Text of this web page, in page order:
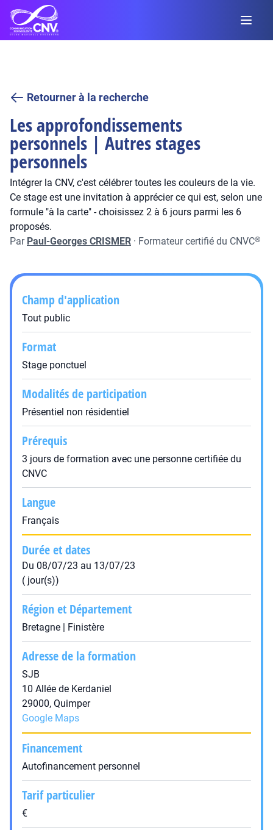
Retourner à la recherche
Les approfondissements
personnels | Autres stages
personnels
Intégrer la CNV, c'est célébrer toutes les couleurs de la vie.
Ce stage est une invitation à apprécier ce qui est, selon une
formule "à la carte" - choisissez 2 à 6 jours parmi les 6
proposés.
Par Paul-Georges CRISMER · Formateur certifié du CNVC®
Champ d'application
Tout public
Format
Stage ponctuel
Modalités de participation
Présentiel non résidentiel
Prérequis
3 jours de formation avec une personne certifiée du
CNVC
Langue
Français
Durée et dates
Du 08/07/23 au 13/07/23
( jour(s))
Région et Département
Bretagne | Finistère
Adresse de la formation
SJB
10 Allée de Kerdaniel
29000, Quimper
Google Maps
Financement
Autofinancement personnel
Tarif particulier
€